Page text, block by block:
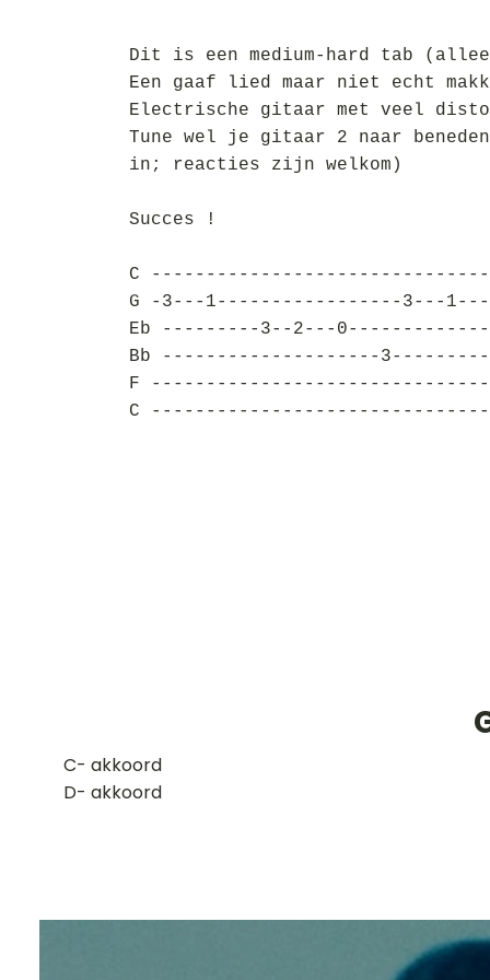
Dit is een medium-hard tab
Een gaaf lied maar niet echt
Electrische gitaar met veel
Tune wel je gitaar 2 naar
in; reacties zijn welkom)
Succes !
C
G -3---1-----------------3---
Eb ---------3--2---
Bb --------------------
F
C
​C- akkoord
D- akkoord